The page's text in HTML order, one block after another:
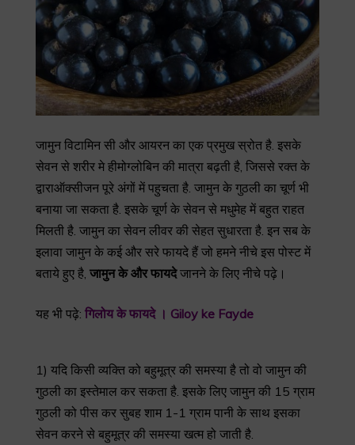
जामुन विटामिन सी और आयरन का एक प्रमुख स्रोत है. इसके
सेवन से शरीर मे हीमोग्लोबिन की मात्रा बढ़ती है, जिससे रक्त के
द्वाराऑक्सीजन पूरे अंगों में पहुचता है. जामुन के गुठली का चूर्ण भी
बनाया जा सकता है. इसके चूर्ण के सेवन से मधुमेह में बहुत राहत
मिलती है. जामुन का सेवन लीवर की सेहत सुधारता है. इन सब के
इलावा जामुन के कई और सरे फायदे हैं जो हमने नीचे इस पोस्ट में
बताये हुए है, जामुन के और फायदेजानने के लिए नीचे पढ़े।
यह भी पढ़े: गिलोय के फायदे । Giloy ke Fayde
1) यदि किसी व्यक्ति को बहुमूत्र की समस्या है तो वो जामुन की
गुठली का इस्तेमाल कर सकता है. इसके लिए जामुन की 15 ग्राम
गुठली को पीस कर सुबह शाम 1-1 ग्राम पानी के साथ इसका
सेवन करने से बहुमूत्र की समस्या खत्म हो जाती है.